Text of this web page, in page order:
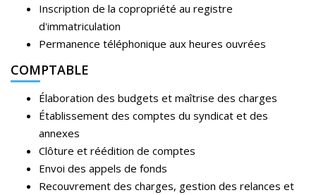
Inscription de la copropriété au registre
d'immatriculation
Permanence téléphonique aux heures ouvrées
COMPTABLE
Élaboration des budgets et maîtrise des charges
Établissement des comptes du syndicat et des
annexes
Clôture et réédition de comptes
Envoi des appels de fonds
Recouvrement des charges, gestion des relances et